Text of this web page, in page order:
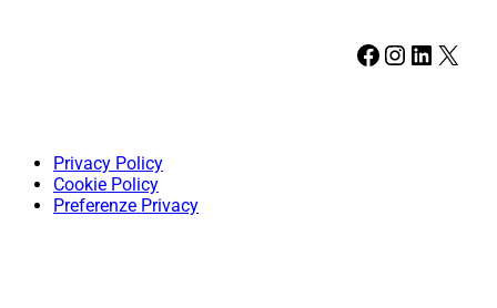
Facebook Instagram LinkedIn X
Privacy Policy
Cookie Policy
Preferenze Privacy